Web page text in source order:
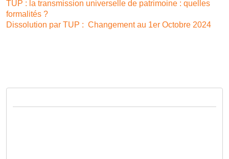
TUP : la transmission universelle de patrimoine : quelles
formalités ?
Dissolution par TUP : Changement au 1er Octobre 2024